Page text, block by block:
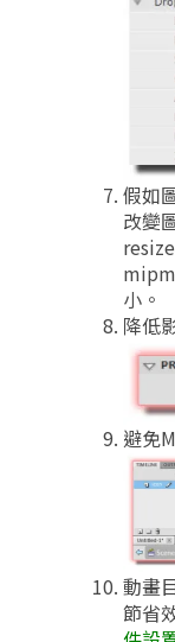
假如
改變
小。
降低
避免
動畫
節省